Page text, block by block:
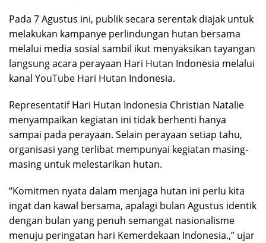
Pada 7 Agustus ini, publik secara serentak diajak untuk
melakukan kampanye perlindungan hutan bersama
melalui media sosial sambil ikut menyaksikan tayangan
langsung acara perayaan Hari Hutan Indonesia melalui
kanal YouTube Hari Hutan Indonesia.
Representatif Hari Hutan Indonesia Christian Natalie
menyampaikan kegiatan ini tidak berhenti hanya
sampai pada perayaan. Selain perayaan setiap tahu,
organisasi yang terlibat mempunyai kegiatan masing-
masing untuk melestarikan hutan.
“Komitmen nyata dalam menjaga hutan ini perlu kita
ingat dan kawal bersama, apalagi bulan Agustus identik
dengan bulan yang penuh semangat nasionalisme
menuju peringatan hari Kemerdekaan Indonesia.,” ujar